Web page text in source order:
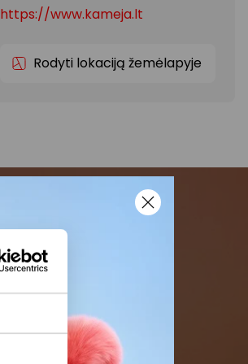
https://www.kameja.lt
Rodyti lokaciją žemėlapyje